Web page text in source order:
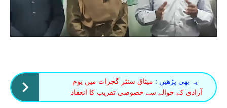
یہ بھی پڑھیں : میثاق سنٹر گجرات میں یوم
آزادی کے حوالے سے خصوصی تقریب کا انعقاد